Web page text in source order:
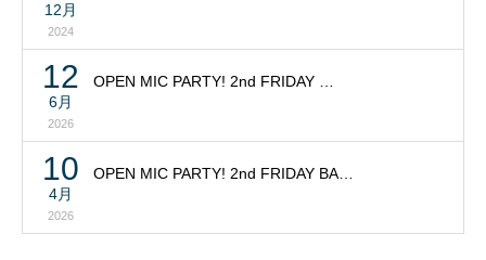
12月
2024
12
6月
2026
OPEN MIC PARTY! 2nd FRIDAY …
10
4月
2026
OPEN MIC PARTY! 2nd FRIDAY BA…